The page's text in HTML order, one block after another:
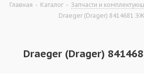
Главная - Каталог - Запчасти и
Draeger (Drager) 8414681
Draeger (Drager)